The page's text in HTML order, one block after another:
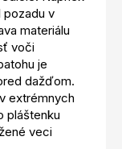
pozadu v
materiálu
voči
je
dažďom.
extrémnych
pláštenku
veci